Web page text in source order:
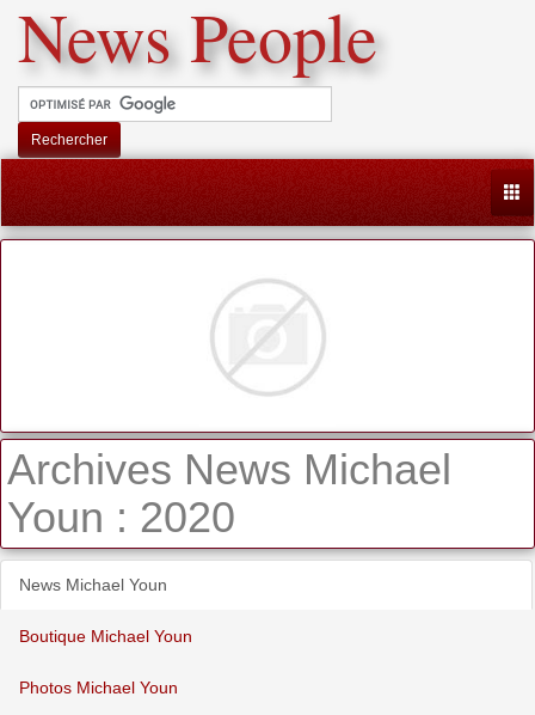
News People
Rechercher
Archives News Michael
Youn : 2020
News Michael Youn
Boutique Michael Youn
Photos Michael Youn